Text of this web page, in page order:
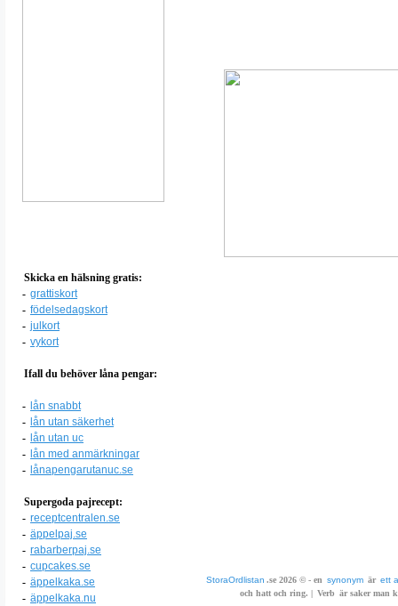
Skicka en hälsning gratis:
- grattiskort
- födelsedagskort
- julkort
- vykort
Ifall du behöver låna pengar:
- lån snabbt
- lån utan säkerhet
- lån utan uc
- lån med anmärkningar
- lånapengarutanuc.se
Supergoda pajrecept:
- receptcentralen.se
- äppelpaj.se
- rabarberpaj.se
- cupcakes.se
- äppelkaka.se
- äppelkaka.nu
StoraOrdlistan .se 2026 © - en synonym är ett
och hatt och ring. | Verb är saker man